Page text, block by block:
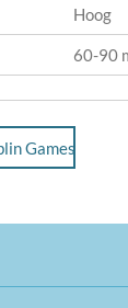
Hoog
60-90
Games